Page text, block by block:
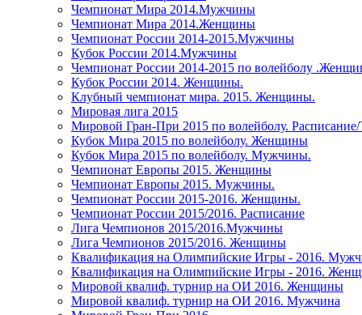
Чемпионат Мира 2014.Мужчины
Чемпионат Мира 2014.Женщины
Чемпионат России 2014-2015.Мужчины
Кубок России 2014.Мужчины
Чемпионат России 2014-2015 по волейболу
Кубок России 2014. Женщины.
Клубный чемпионат мира. 2015. Женщины.
Мировая лига 2015
Мировой Гран-При 2015 по волейболу.
Кубок Мира 2015 по волейболу. Женщины
Кубок Мира 2015 по волейболу. Мужчины.
Чемпионат Европы 2015. Женщины
Чемпионат Европы 2015. Мужчины.
Чемпионат России 2015-2016. Женщины.
Чемпионат России 2015/2016. Расписание
Лига Чемпионов 2015/2016.Мужчины
Лига Чемпионов 2015/2016. Женщины
Квалификация на Олимпийские Игры - 2016.
Квалификация на Олимпийские Игры - 2016.
Мировой квалиф. турнир на ОИ 2016. Женщины
Мировой квалиф. турнир на ОИ 2016. Мужчина